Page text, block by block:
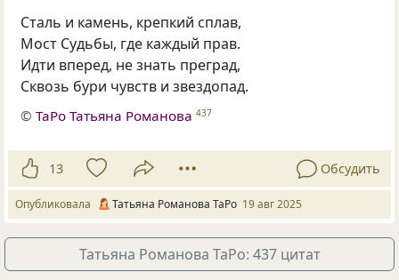
Сталь и камень, крепкий сплав,
Мост Судьбы, где каждый прав.
Идти вперед, не знать преград,
Сквозь бури чувств и звездопад.
©ТаРо Татьяна Романова 437
13 Обсудить
Опубликовала Татьяна Романова ТаРо 19 авг 2025
Татьяна Романова ТаРо: 437 цитат